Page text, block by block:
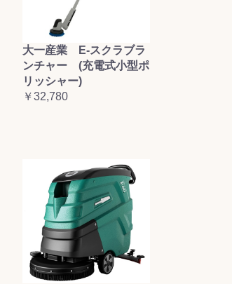
大一産業 E-スクラブラ
ンチャー (充電式小型ポ
リッシャー)
￥32,780